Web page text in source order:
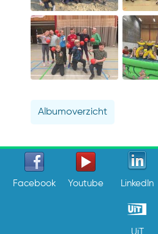
Albumoverzicht
Facebook Youtube LinkedIn